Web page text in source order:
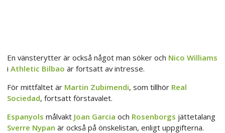
En vänsterytter är också något man söker och Nico Williams
i Athletic Bilbao är fortsatt av intresse.
För mittfältet är Martin Zubimendi, som tillhör Real
Sociedad, fortsatt förstavalet.
Espanyols målvakt Joan Garcia och Rosenborgs jättetalang
Sverre Nypan är också på önskelistan, enligt uppgifterna.